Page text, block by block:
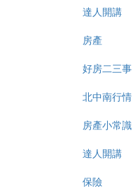
達人開講
房產
好房二三事
北中南行情
房產小常識
達人開講
保險